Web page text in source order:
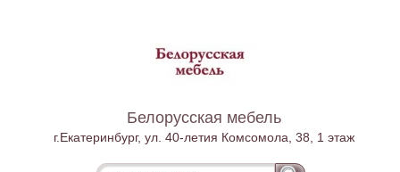
Белорусская мебель
г.Екатеринбург, ул. 40-летия Комсомола, 38, 1 этаж